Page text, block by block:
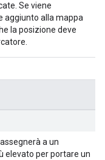
Se viene
aggiunto alla mappa
la posizione deve
a un
elevato per portare un